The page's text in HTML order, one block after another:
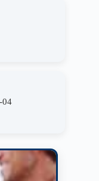
04-أكتوبر-2026